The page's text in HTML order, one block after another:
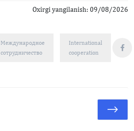
Oxirgi yangilanish: 09/08/2026
Международное
сотрудничество
International
cooperation